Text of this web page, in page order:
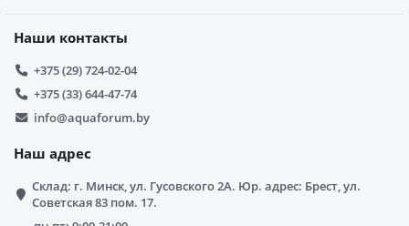
Наши контакты
+375 (29) 724-02-04
+375 (33) 644-47-74
info@aquaforum.by
Наш адрес
Склад: г. Минск, ул. Гусовского 2А. Юр. адрес: Брест, ул.
Советская 83 пом. 17.